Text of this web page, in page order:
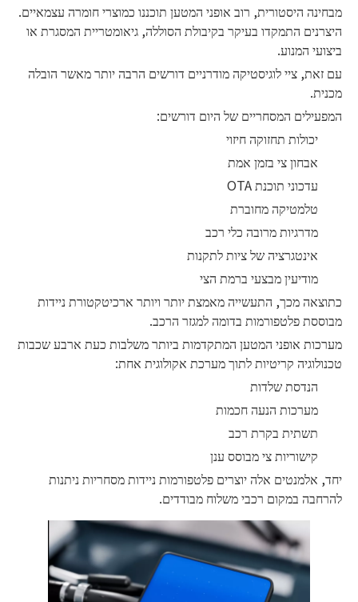
מבחינה היסטורית, רוב אופני המטען תוכננו כמוצרי חומרה עצמאיים.
היצרנים התמקדו בעיקר בקיבולת הסוללה, גיאומטריית המסגרת או
ביצועי המנוע.
עם זאת, ציי לוגיסטיקה מודרניים דורשים הרבה יותר מאשר הובלה
מכנית.
המפעילים המסחריים של היום דורשים:
יכולות תחזוקה חיזוי
אבחון צי בזמן אמת
עדכוני תוכנת OTA
טלמטיקה מחוברת
מדרגיות מרובה כלי רכב
אינטגרציה של ציות לתקנות
מודיעין מבצעי ברמת הצי
כתוצאה מכך, התעשייה מאמצת יותר ויותר ארכיטקטורת ניידות
מבוססת פלטפורמות בדומה למגזר הרכב.
מערכות אופני המטען המתקדמות ביותר משלבות כעת ארבע שכבות
טכנולוגיה קריטיות לתוך מערכת אקולוגית אחת:
הנדסת שלדות
מערכות הנעה חכמות
תשתית בקרת רכב
קישוריות צי מבוסס ענן
יחד, אלמנטים אלה יוצרים פלטפורמות ניידות מסחריות ניתנות
להרחבה במקום רכבי משלוח מבודדים.